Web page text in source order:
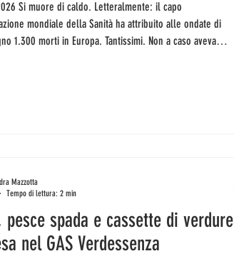
il capo
mondiale della Sanità ha attribuito alle ondate di
1.300 morti in Europa. Tantissimi. Non a caso aveva
pesce spada e cassette di verdure
nel GAS Verdessenza
Mazzotta
Tempo di lettura: 2 min